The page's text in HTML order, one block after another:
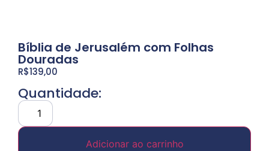
Bíblia de Jerusalém com Folhas
Douradas
R$139,00
Quantidade:
Adicionar ao carrinho